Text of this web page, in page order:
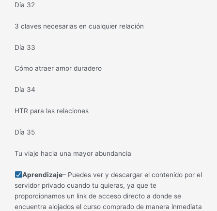
Día 32
3 claves necesarias en cualquier relación
Día 33
Cómo atraer amor duradero
Día 34
HTR para las relaciones
Día 35
Tu viaje hacia una mayor abundancia
Aprendizaje– Puedes ver y descargar el contenido por el
servidor privado cuando tu quieras, ya que te
proporcionamos un link de acceso directo a donde se
encuentra alojados el curso comprado de manera inmediata